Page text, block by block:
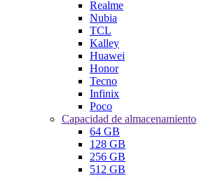
Realme
Nubia
TCL
Kalley
Huawei
Honor
Tecno
Infinix
Poco
Capacidad de almacenamiento
64 GB
128 GB
256 GB
512 GB